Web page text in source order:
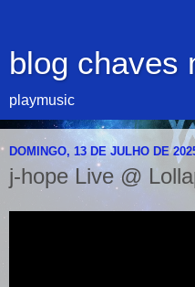
blog chaves
playmusic
DOMINGO, 13 DE JULHO DE
j-hope Live @